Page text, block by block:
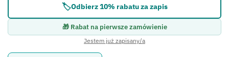
🏷️Odbierz 10% rabatu za zapis
🎁 Rabat na pierwsze zamówienie
Jestem już zapisany/a